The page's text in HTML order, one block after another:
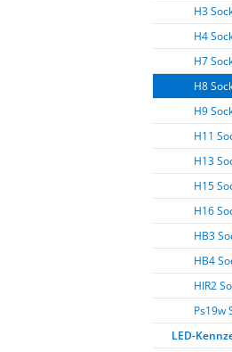
H3
H4
H7
H8
H9
H11
H13
H15
H16
HB3
HB4
HIR2
Ps19w
LED-